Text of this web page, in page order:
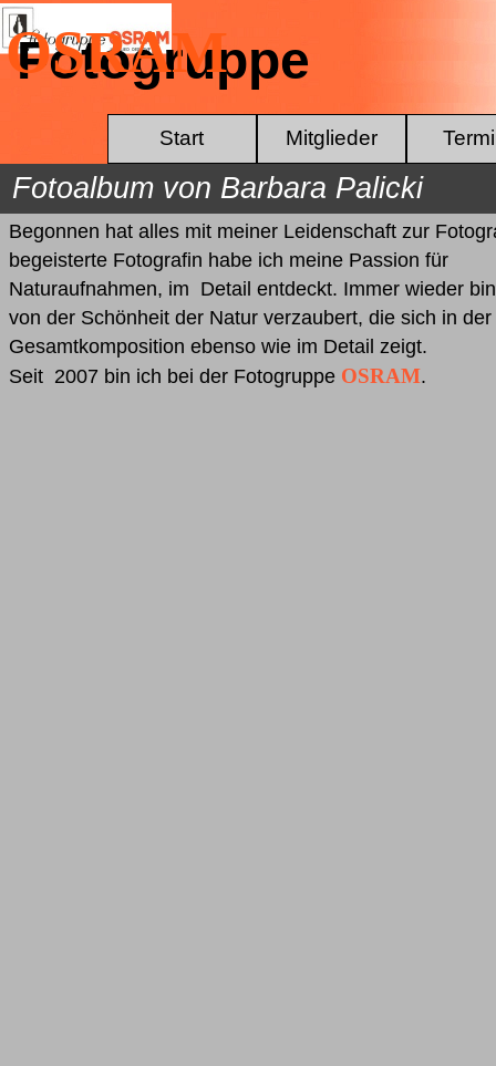
Direkt zum Seiteninhalt
OSRAM
Fotogruppe
Start Mitglieder
Fotoalbum von Barbara Palicki
Begonnen hat alles mit meiner Leidenschaftzur
begeisterte Fotografin habe ich meine Passion für
Naturaufnahmen, im Detail entdeckt. Immer wieder
von der Schönheit der Natur verzaubert, die sich in der
Gesamtkomposition ebenso wie im Detail zeigt.
Seit 2007 bin ich bei der Fotogruppe OSRAM.